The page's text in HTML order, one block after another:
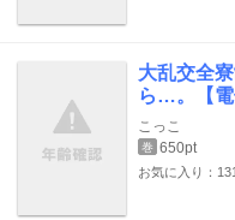
大乱交全
ら…。【電
こっこ
巻 650pt
お気に入り：